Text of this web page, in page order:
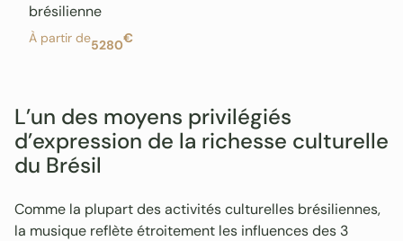
brésilienne
À partir de5280€
L’un des moyens privilégiés
d’expression de la richesse culturelle
du Brésil
Comme la plupart des activités culturelles brésiliennes,
la musique reflète étroitement les influences des 3